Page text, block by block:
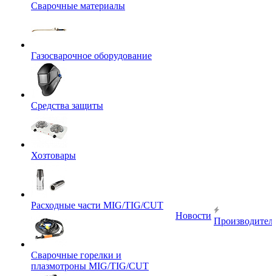
Сварочные материалы
Газосварочное оборудование
Средства защиты
Хозтовары
Расходные части MIG/TIG/CUT
Сварочные горелки и
плазмотроны MIG/TIG/CUT
Новости